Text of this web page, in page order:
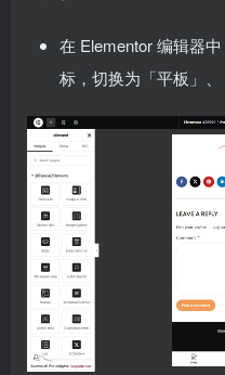
在 Elementor 编辑器
标，切换为「平板」